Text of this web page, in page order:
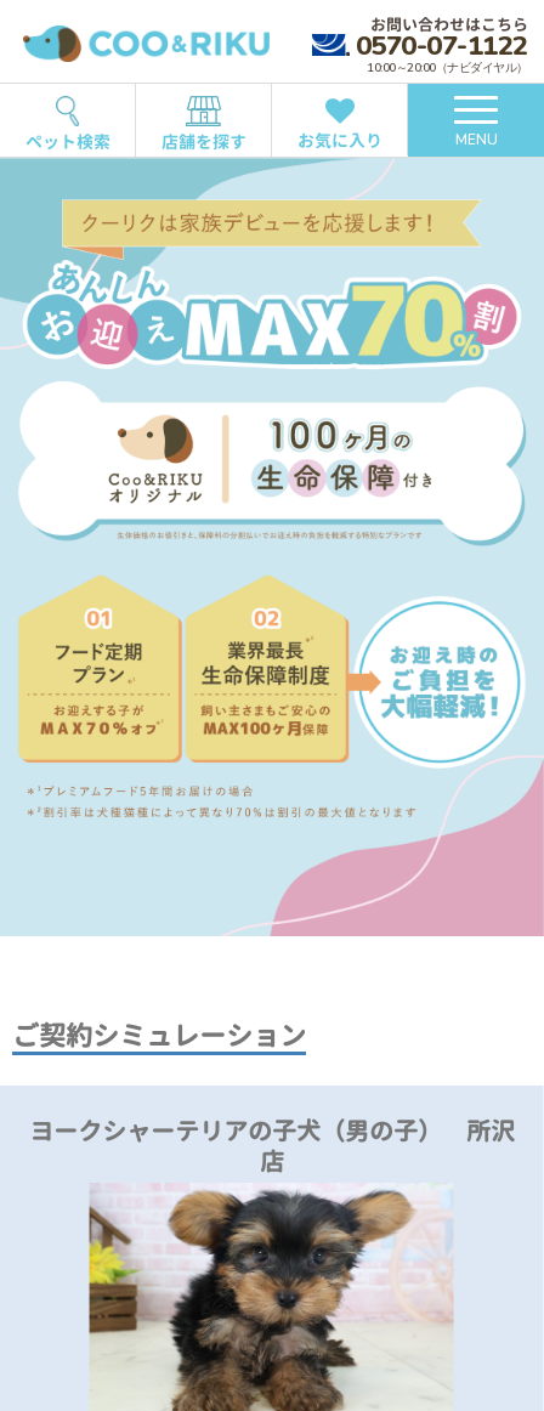
お問い合わせはこちら
0570-07-1122
10:00～20:00（ナビダイヤル）
ペット検索 店舗を探す お気に入り MENU
ご契約シミュレーション
ヨークシャーテリアの子犬（男の子） 所沢
店